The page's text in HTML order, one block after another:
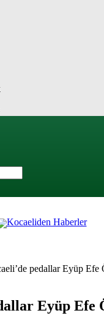
pedallar Eyüp Efe
Eyüp Efe